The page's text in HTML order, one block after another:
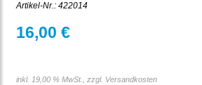
Artikel-Nr.: 422014
16,00 €
inkl. 19,00 % MwSt., zzgl. Versandkosten